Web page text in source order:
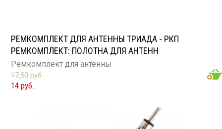
РЕМКОМПЛЕКТ ДЛЯ АНТЕННЫ ТРИАДА - РКП
РЕМКОМПЛЕКТ: ПОЛОТНА ДЛЯ АНТЕНН
Ремкомплект для антенны
17,50 руб.
14 руб.